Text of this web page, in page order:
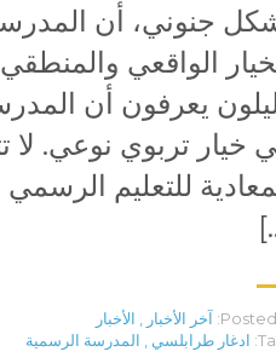
جنوني، أن
الواقعي
يعرفون أن
خيار تربوي نوعي. لا
للتعليم
Posted آخر الأخبار , الأخبار
ادغار طرابلسي , المدرسة الرسمية